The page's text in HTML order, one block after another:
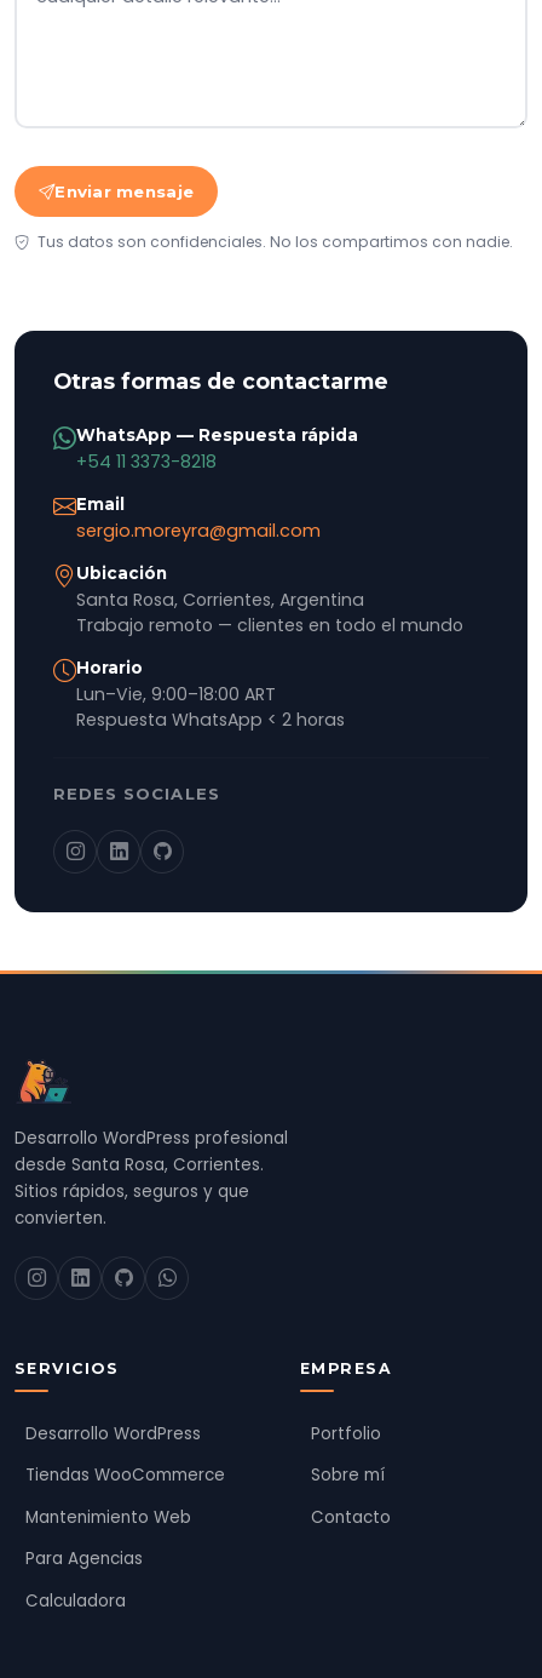
Enviar mensaje
Tus datos son confidenciales. No los compartimos con nadie.
Otras formas de contactarme
WhatsApp — Respuesta rápida
+54 11 3373-8218
Email
sergio.moreyra@gmail.com
Ubicación
Santa Rosa, Corrientes, Argentina
Trabajo remoto — clientes en todo el mundo
Horario
Lun–Vie, 9:00–18:00 ART
Respuesta WhatsApp < 2 horas
REDES SOCIALES
Desarrollo WordPress profesional
desde Santa Rosa, Corrientes.
Sitios rápidos, seguros y que
convierten.
SERVICIOS
Desarrollo WordPress
Tiendas WooCommerce
Mantenimiento Web
Para Agencias
Calculadora
EMPRESA
Portfolio
Sobre mí
Contacto